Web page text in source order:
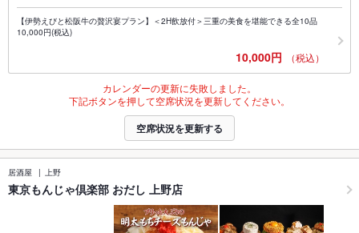
【伊勢えびと松阪牛の贅沢宴プラン】＜2H飲放付＞三重の美食を堪能できる全10品
10,000円(税込)
10,000円 （税込）
カレンダーの更新に失敗しました。
下記ボタンを押して空席状況を更新してください。
空席状況を更新する
居酒屋 上野
東京もんじゃ倶楽部 おだし 上野店